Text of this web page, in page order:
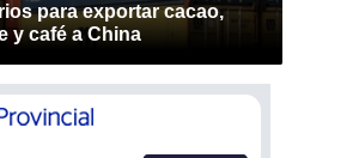
para exportar cacao,
y café a China